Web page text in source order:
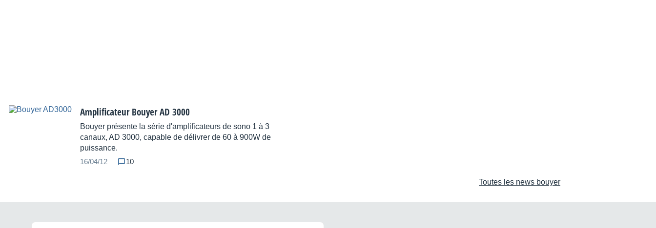
Amplificateur Bouyer AD 3000
Bouyer présente la série d'amplificateurs de sono 1 à 3
canaux, AD 3000, capable de délivrer de 60 à 900W de
puissance.
16/04/12
10
Toutes les news bouyer